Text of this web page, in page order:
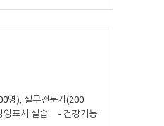
명), 실무전문가(200
양표시 실습 - 건강기능